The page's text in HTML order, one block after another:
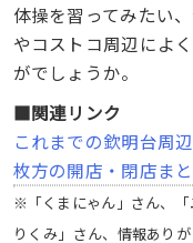
体操を習ってみたい
やコストコ周辺によ
がでしょうか。
■関連リンク
これまでの欽明台周
枚方の開店・閉店ま
※「くまにゃん」さん、
りくみ」さん、情報あり